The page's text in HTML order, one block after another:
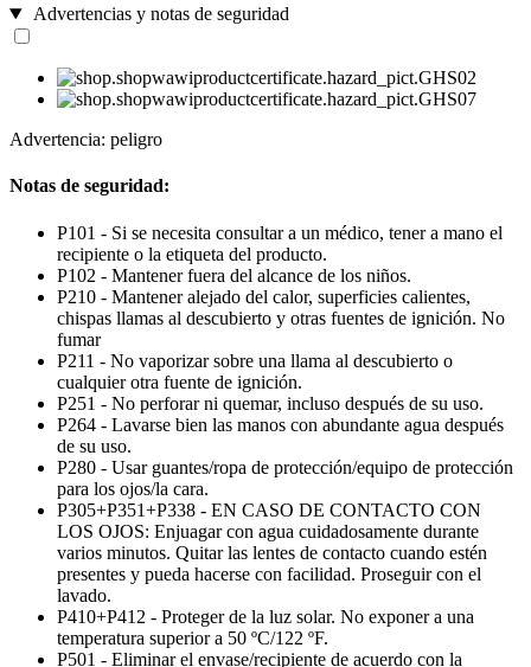
Advertencias y notas de seguridad
Advertencia: peligro
Notas de seguridad:
P101 - Si se necesita consultar a un médico, tener a mano el
recipiente o la etiqueta del producto.
P102 - Mantener fuera del alcance de los niños.
P210 - Mantener alejado del calor, superficies calientes,
chispas llamas al descubierto y otras fuentes de ignición. No
fumar
P211 - No vaporizar sobre una llama al descubierto o
cualquier otra fuente de ignición.
P251 - No perforar ni quemar, incluso después de su uso.
P264 - Lavarse bien las manos con abundante agua después
de su uso.
P280 - Usar guantes/ropa de protección/equipo de protección
para los ojos/la cara.
P305+P351+P338 - EN CASO DE CONTACTO CON
LOS OJOS: Enjuagar con agua cuidadosamente durante
varios minutos. Quitar las lentes de contacto cuando estén
presentes y pueda hacerse con facilidad. Proseguir con el
lavado.
P410+P412 - Proteger de la luz solar. No exponer a una
temperatura superior a 50 ºC/122 ºF.
P501 - Eliminar el envase/recipiente de acuerdo con la